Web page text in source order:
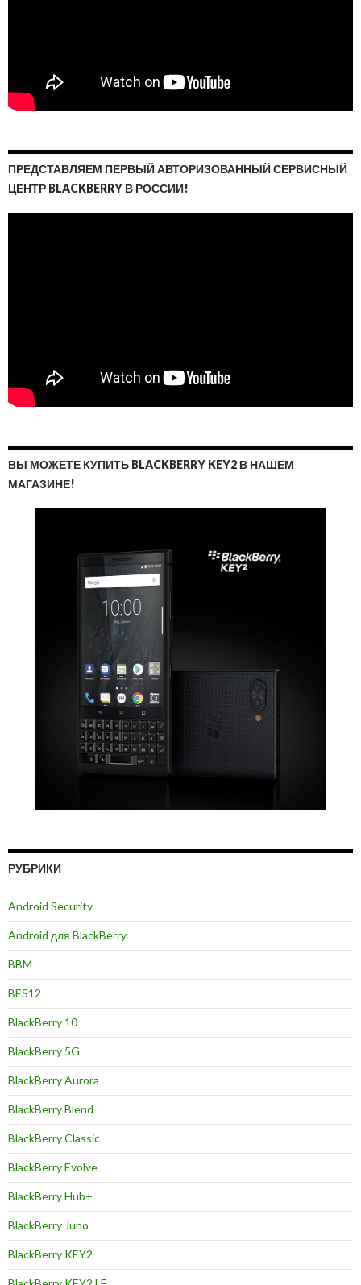
ПРЕДСТАВЛЯЕМ ПЕРВЫЙ АВТОРИЗОВАННЫЙ СЕРВИСНЫЙ
ЦЕНТР BLACKBERRY В РОССИИ!
ВЫ МОЖЕТЕ КУПИТЬ BLACKBERRY KEY2 В НАШЕМ
МАГАЗИНЕ!
РУБРИКИ
Android Security
Android для BlackBerry
BBM
BES12
BlackBerry 10
BlackBerry 5G
BlackBerry Aurora
BlackBerry Blend
BlackBerry Classic
BlackBerry Evolve
BlackBerry Hub+
BlackBerry Juno
BlackBerry KEY2